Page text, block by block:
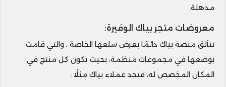
مذهلة.
معروضات متجر بياك الوفيرة:
تتألق منصة بياك دائمًا بعرض سلعها الخاصة ، والتي قامت
بوضعها في مجموعات منظمة، بحيث يكون كل منتج في
المكان المخصص له، فيجد عملاء بياك مثلًا :